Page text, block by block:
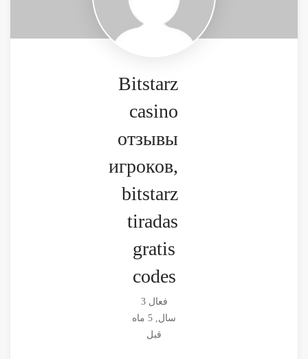
Bitstarz
casino
отзывы
игроков,
bitstarz
tiradas
gratis
codes
فعال 3
سال, 5 ماه
قبل